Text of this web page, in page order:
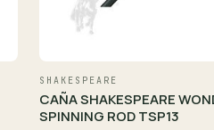
SHAKESPEARE
CAÑA SHAKESPEARE
SPINNING ROD TSP13